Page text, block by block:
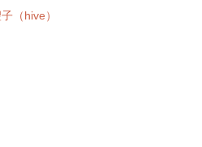
（hive）